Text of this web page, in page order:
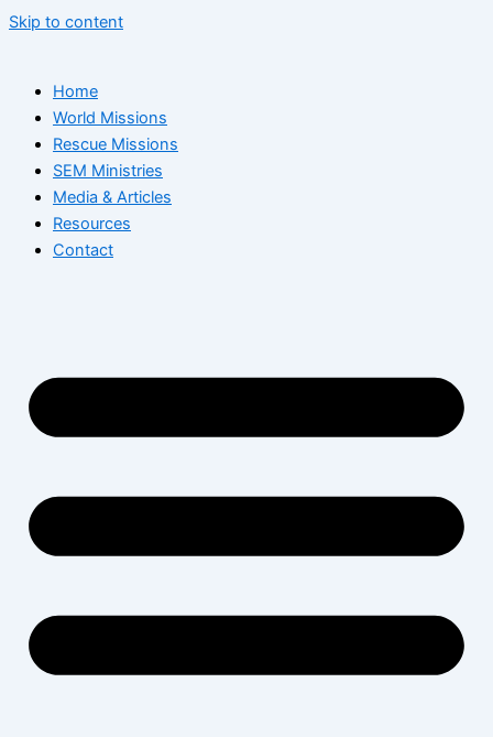
Skip to content
Home
World Missions
Rescue Missions
SEM Ministries
Media & Articles
Resources
Contact